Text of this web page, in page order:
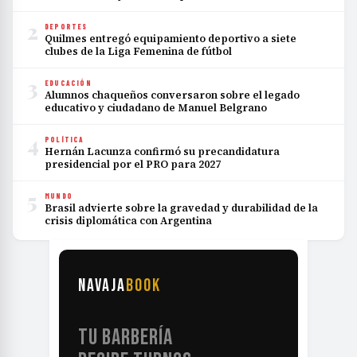
2 DEPORTES
Quilmes entregó equipamiento deportivo a siete
clubes de la Liga Femenina de fútbol
3 EDUCACIÓN
Alumnos chaqueños conversaron sobre el legado
educativo y ciudadano de Manuel Belgrano
4 POLÍTICA
Hernán Lacunza confirmó su precandidatura
presidencial por el PRO para 2027
5 MUNDO
Brasil advierte sobre la gravedad y durabilidad de la
crisis diplomática con Argentina
NAVAJABOOK
TU BARBERÍA